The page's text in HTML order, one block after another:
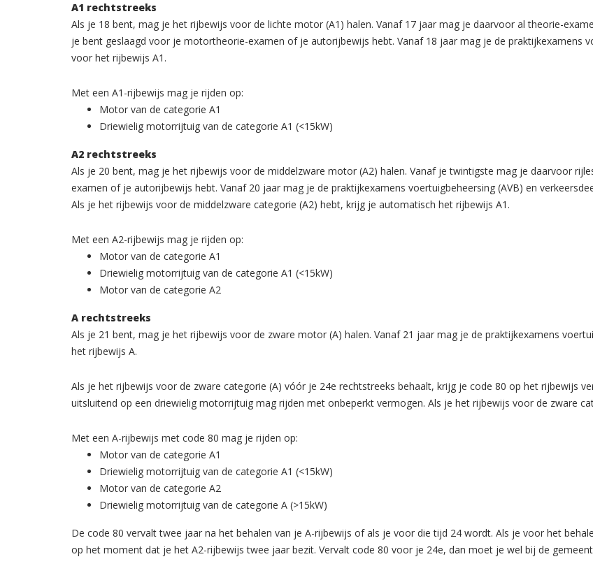
A1 rechtstreeks
Als je 18 bent, mag je het rijbewijs voor de lichte motor (A1) halen. Vanaf 17 jaar mag je daarvoor al theorie-
je bent geslaagd voor je motortheorie-examen of je autorijbewijs hebt. Vanaf 18 jaar mag je de praktijkexamens
voor het rijbewijs A1.
Met een A1-rijbewijs mag je rijden op:
Motor van de categorie A1
Driewielig motorrijtuig van de categorie A1 (<15kW)
A2 rechtstreeks
Als je 20 bent, mag je het rijbewijs voor de middelzware motor (A2) halen. Vanaf je twintigste mag je daarvoor
examen of je autorijbewijs hebt. Vanaf 20 jaar mag je de praktijkexamens voertuigbeheersing (AVB) en
Als je het rijbewijs voor de middelzware categorie (A2) hebt, krijg je automatisch het rijbewijs A1.
Met een A2-rijbewijs mag je rijden op:
Motor van de categorie A1
Driewielig motorrijtuig van de categorie A1 (<15kW)
Motor van de categorie A2
A rechtstreeks
Als je 21 bent, mag je het rijbewijs voor de zware motor (A) halen. Vanaf 21 jaar mag je de praktijkexamens
het rijbewijs A.
Als je het rijbewijs voor de zware categorie (A) vóór je 24e rechtstreeks behaalt, krijg je code 80 op het rijbewijs
uitsluitend op een driewielig motorrijtuig mag rijden met onbeperkt vermogen. Als je het rijbewijs voor de zware
Met een A-rijbewijs met code 80 mag je rijden op:
Motor van de categorie A1
Driewielig motorrijtuig van de categorie A1 (<15kW)
Motor van de categorie A2
Driewielig motorrijtuig van de categorie A (>15kW)
De code 80 vervalt twee jaar na het behalen van je A-rijbewijs of als je voor die tijd 24 wordt. Als je voor het
op het moment dat je het A2-rijbewijs twee jaar bezit. Vervalt code 80 voor je 24e, dan moet je wel bij de